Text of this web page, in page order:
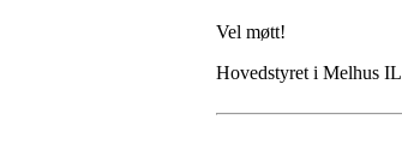
Vel møtt!
Hovedstyret i Melhus IL